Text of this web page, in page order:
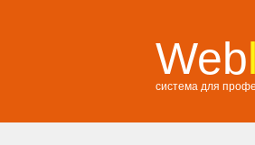
Web
система для